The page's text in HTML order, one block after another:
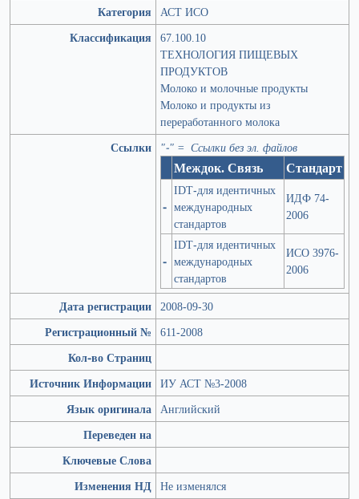
Категория
АСТ ИСО
Классификация
67.100.10
ТЕХНОЛОГИЯ ПИЩЕВЫХ
ПРОДУКТОВ
Молоко и молочные продукты
Молоко и продукты из
переработанного молока
Ссылки
"-" = Ссылки без эл. файлов
Междок. Связь Стандарт
-
IDT-для идентичных
международных
стандартов
ИДФ 74-
2006
-
IDT-для идентичных
международных
стандартов
ИСО 3976-
2006
Дата регистрации 2008-09-30
Регистрационный №
611-2008
Кол-во Страниц
Источник Информации ИУ АСТ №3-2008
Язык оригинала Английский
Переведен на
Ключевые Слова
Изменения НД Не изменялся